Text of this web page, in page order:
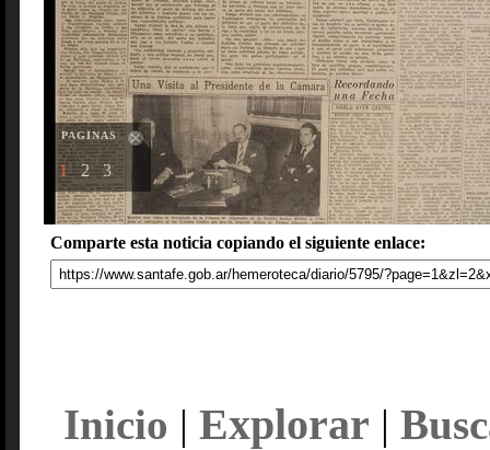
PAGINAS
1 2 3
Comparte esta noticia copiando el siguiente enlace:
Inicio | Explorar |